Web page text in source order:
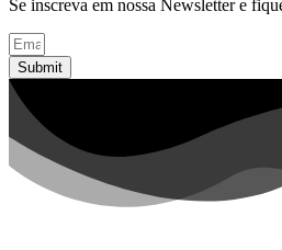
Se inscreva em nossa Newsletter e
Submit